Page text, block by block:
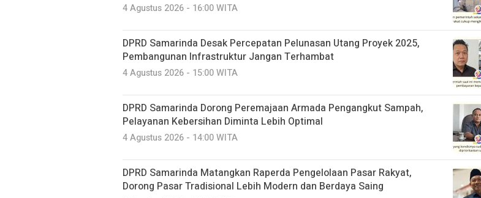
4 Agustus 2026 - 16:00 WITA
DPRD Samarinda Desak Percepatan Pelunasan Utang Proyek 2025,
Pembangunan Infrastruktur Jangan Terhambat
4 Agustus 2026 - 15:00 WITA
DPRD Samarinda Dorong Peremajaan Armada Pengangkut Sampah,
Pelayanan Kebersihan Diminta Lebih Optimal
4 Agustus 2026 - 14:00 WITA
DPRD Samarinda Matangkan Raperda Pengelolaan Pasar Rakyat,
Dorong Pasar Tradisional Lebih Modern dan Berdaya Saing